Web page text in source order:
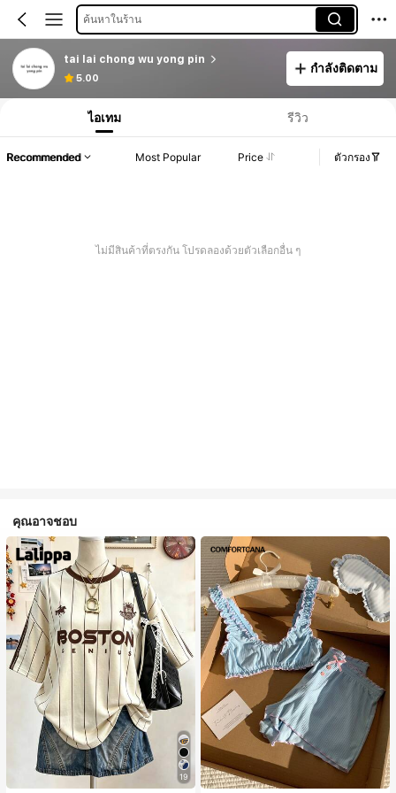
ค้นหาในร้าน
tai lai chong wu yong pin
5.00
กำลังติดตาม
ไอเทม รีวิว
Recommended Most Popular Price ตัวกรอง
ไม่มีสินค้าที่ตรงกัน โปรดลองด้วยตัวเลือกอื่น ๆ
คุณอาจชอบ
19